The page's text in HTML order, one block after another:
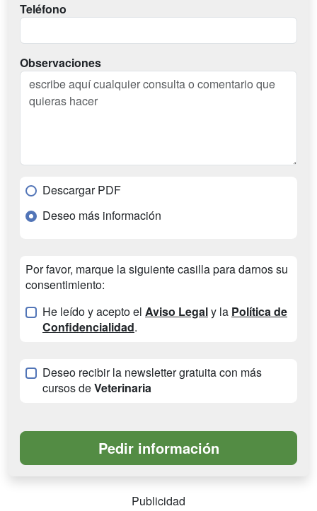
Teléfono
Observaciones
Descargar PDF
Deseo más información
Por favor, marque la siguiente casilla para darnos su
consentimiento:
He leído y acepto el Aviso Legaly la Política de
Confidencialidad.
Deseo recibir la newsletter gratuita con más
cursos deVeterinaria
Publicidad